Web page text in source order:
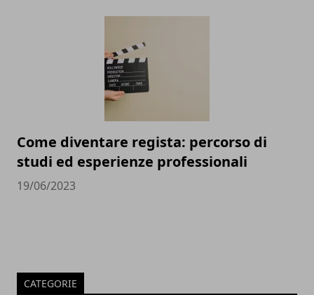
Come diventare regista: percorso di
studi ed esperienze professionali
19/06/2023
CATEGORIE